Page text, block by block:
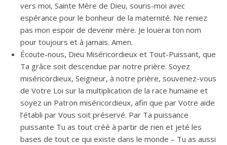
vers moi, Sainte Mère de Dieu, souris-moi avec
espérance pour le bonheur de la maternité. Ne reniez
pas mon espoir de devenir mère. Je louerai ton nom
pour toujours et à jamais. Amen.
Écoute-nous, Dieu Miséricordieux et Tout-Puissant, que
Ta grâce soit descendue par notre prière. Soyez
miséricordieux, Seigneur, à notre prière, souvenez-vous
de Votre Loi sur la multiplication de la race humaine et
soyez un Patron miséricordieux, afin que par Votre aide
l’établi par Vous soit préservé. Par Ta puissance
puissante Tu as tout créé à partir de rien et jeté les
bases de tout ce qui existe dans le monde – Tu as aussi